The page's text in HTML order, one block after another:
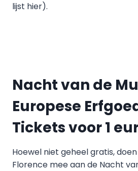
lijst hier).
Nacht van de
Europese
Tickets voor 1
Hoewel niet geheel gratis,
Florence mee aan de Nacht